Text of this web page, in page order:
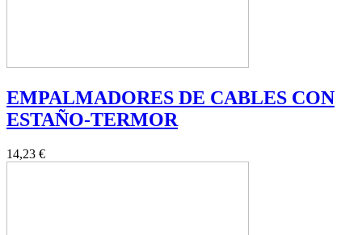
EMPALMADORES DE CABLES CON
ESTAÑO-TERMOR
14,23 €